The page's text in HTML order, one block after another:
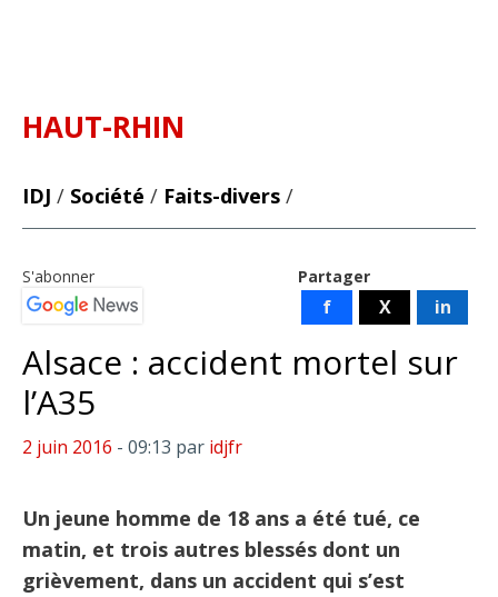
HAUT-RHIN
IDJ / Société / Faits-divers /
Partager
f X in
S'abonner
Alsace : accident mortel sur
l’A35
2 juin 2016 - 09:13 par idjfr
Un jeune homme de 18 ans a été tué, ce
matin, et trois autres blessés dont un
grièvement, dans un accident qui s’est